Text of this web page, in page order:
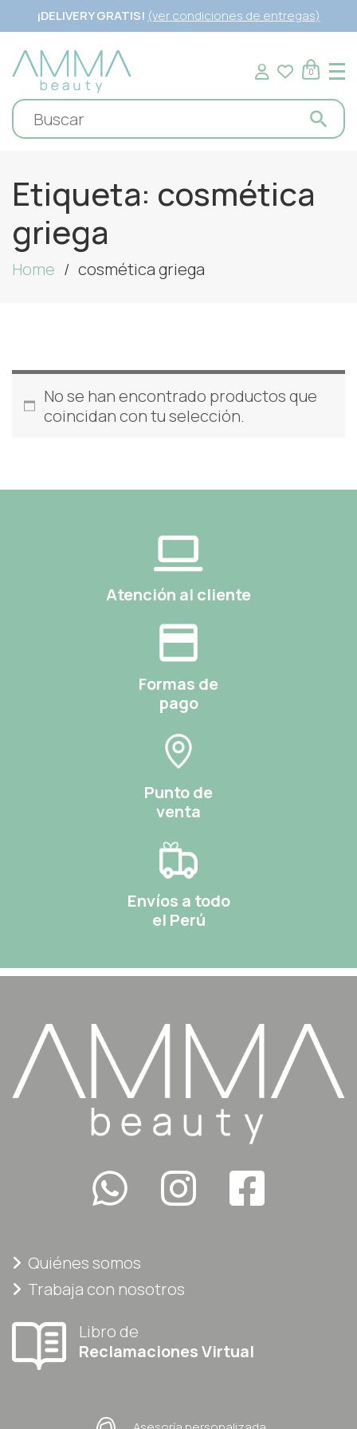
¡DELIVERY GRATIS! (ver condiciones de entregas)
0
Etiqueta: cosmética
griega
Home cosmética griega
No se han encontrado productos que
coincidan con tu selección.
Atención al cliente
Formas de
pago
Punto de
venta
Envíos a todo
el Perú
Quiénes somos
Trabaja con nosotros
Libro de
Reclamaciones Virtual